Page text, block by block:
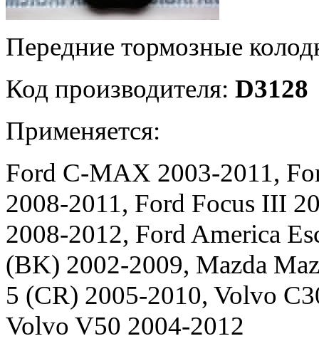
Передние тормозные
Код производителя: D3128
Применяется:
Ford C-MAX 2003-2011,
2008-2011, Ford Focus III
2008-2012, Ford America
(BK) 2002-2009, Mazda
5 (CR) 2005-2010, Volvo
Volvo V50 2004-2012